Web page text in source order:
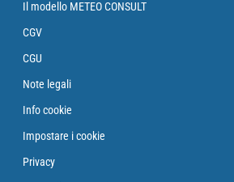
Il modello METEO CONSULT
CGV
CGU
Note legali
Info cookie
Impostare i cookie
Privacy